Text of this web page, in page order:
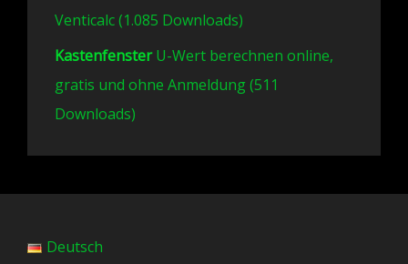
Venticalc (1.085 Downloads)
KastenfensterU-Wert berechnen online,
gratis und ohne Anmeldung (511
Downloads)
Deutsch